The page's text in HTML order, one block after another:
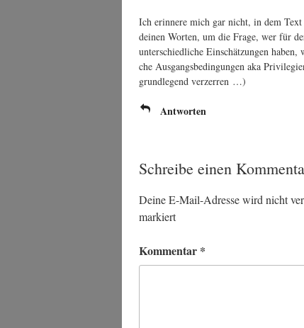
Ich erin­ne­re mich gar nicht, in dem
dei­nen Wor­ten, um die Fra­ge, wer für
unter­schied­li­che Ein­schät­zun­gen
che Aus­gangs­be­din­gun­gen aka
grund­le­gend verzerren …)
Antworten
Schreibe einen
Deine E-Mail-Adresse wird nicht
markiert
Kommentar *